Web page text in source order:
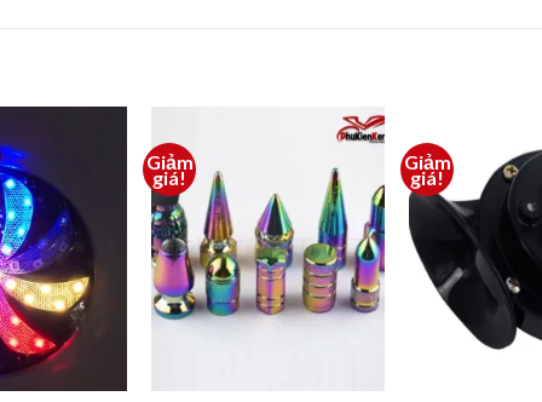
thích
Giảm
giá!
Thêm
vào
yêu
thích
Giảm
giá!